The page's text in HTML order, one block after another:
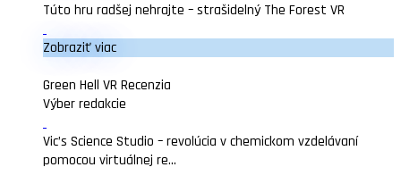
Túto hru radšej nehrajte – strašidelný The Forest VR
Zobraziť viac
Green Hell VR Recenzia
Výber redakcie
Vic’s Science Studio – revolúcia v chemickom vzdelávaní
pomocou virtuálnej re...